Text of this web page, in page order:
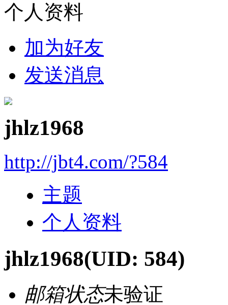
个人资料
加为好友
发送消息
jhlz1968
http://jbt4.com/?584
主题
个人资料
jhlz1968(UID: 584)
邮箱状态未验证